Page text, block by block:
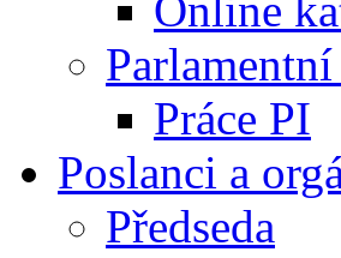
Práce PI
Poslanci a
Předseda